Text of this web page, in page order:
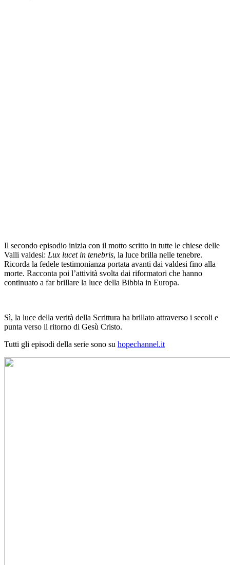
Il secondo episodio inizia con il motto scritto in tutte le chiese delle
Valli valdesi: Lux lucet in tenebris, la luce brilla nelle tenebre.
Ricorda la fedele testimonianza portata avanti dai valdesi fino alla
morte. Racconta poi l’attività svolta dai riformatori che hanno
continuato a far brillare la luce della Bibbia in Europa.
Sì, la luce della verità della Scrittura ha brillato attraverso i secoli e
punta verso il ritorno di Gesù Cristo.
Tutti gli episodi della serie sono su hopechannel.it